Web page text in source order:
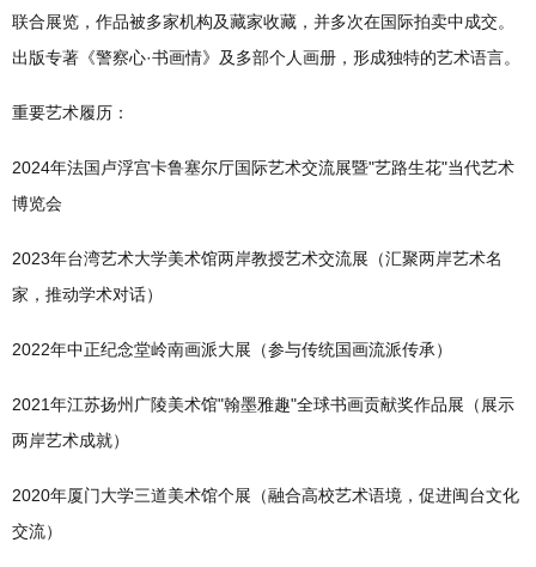
联合展览，作品被多家机构及藏家收藏，并多次在国际拍卖中成交。
出版专著《警察心·书画情》及多部个人画册，形成独特的艺术语言。
重要艺术履历：
2024年法国卢浮宫卡鲁塞尔厅国际艺术交流展暨"艺路生花"当代艺术
博览会
2023年台湾艺术大学美术馆两岸教授艺术交流展（汇聚两岸艺术名
家，推动学术对话）
2022年中正纪念堂岭南画派大展（参与传统国画流派传承）
2021年江苏扬州广陵美术馆"翰墨雅趣"全球书画贡献奖作品展（展示
两岸艺术成就）
2020年厦门大学三道美术馆个展（融合高校艺术语境，促进闽台文化
交流）